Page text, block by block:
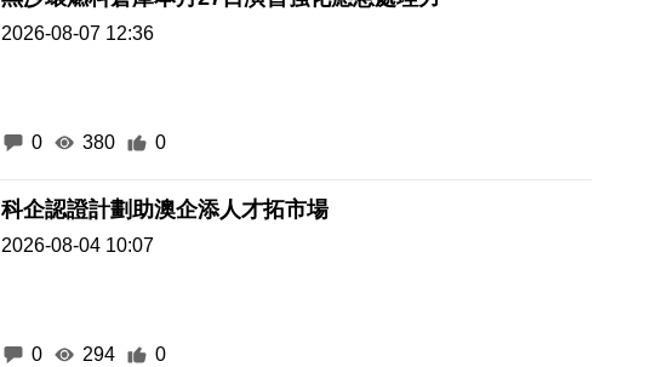
2026-08-07 12:36
0 380 0
科企認證計劃助澳企添人才拓市場
2026-08-04 10:07
0 294 0